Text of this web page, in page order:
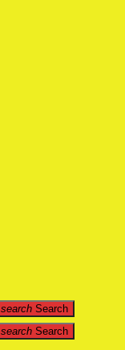
search Search
search Search